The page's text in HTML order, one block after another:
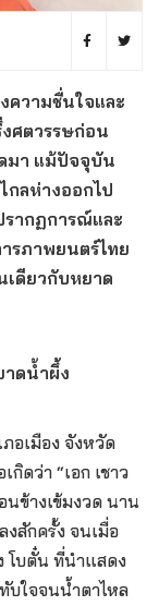
ความชื่นใจและ
ศตวรรษก่อน
มา แม้ปัจจุบัน
กลห่างออกไป
รากฏการณ์และ
รภาพยนตร์ไทย
เดียวกับหยาด
าดน้ำผึ้ง
อเมือง จังหวัด
กิดว่า “เอก เชาว
ข้างเข้มงวด นาน
สักครั้ง จนเมื่อ
โบตั๋น ที่นำแสดง
บใจจนน้ำตาไหล